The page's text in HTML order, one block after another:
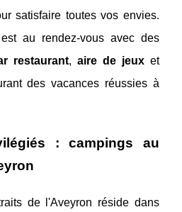
satisfaire toutes vos envies.
au rendez-vous avec des
restaurant,aire de jeuxet
des vacances réussies à
: campings au
de l'Aveyron réside dans